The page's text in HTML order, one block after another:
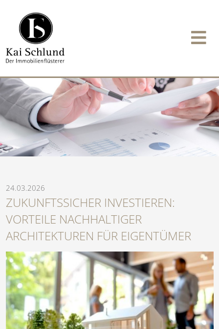
24.03.2026
ZUKUNFTSSICHER INVESTIEREN:
VORTEILE NACHHALTIGER
ARCHITEKTUREN FÜR EIGENTÜMER